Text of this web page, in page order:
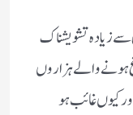
زیادہ تشویشناک
ہونے والے ہزاروں
کیوں غائب ہو